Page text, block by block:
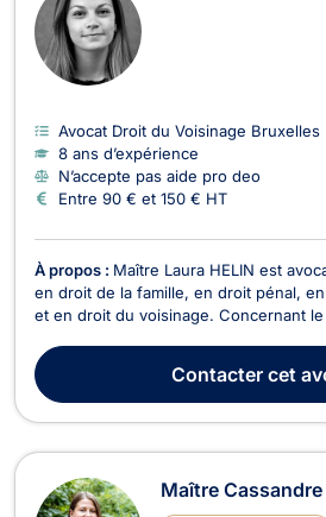
Avocat Droit du Voisinage Bruxelles
8 ans d’expérience
N’accepte pas aide pro deo
Entre 90 € et 150 € HT
À propos : Maître Laura HELIN est
en droit de la famille, en droit pénal,
et en droit du voisinage. Concernant
divorce à l’amiable ou contentieux, ainsi
conséquences, comme l’hébergement
Contactercet
Maître Cassandre